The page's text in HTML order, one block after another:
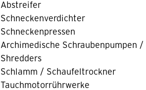
Abstreifer
Schneckenverdichter
Schneckenpressen
Archimedische Schraubenpumpen
Shredders
Schlamm / Schaufeltrockner
Tauchmotorrührwerke